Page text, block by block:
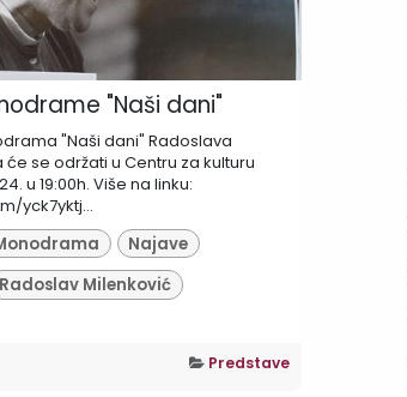
"Naši dani"
"Naši dani" Radoslava
se održati u Centru za kulturu
u 19:00h. Više na linku:
yck7yktj...
Najave
Radoslav Milenković
Predstave